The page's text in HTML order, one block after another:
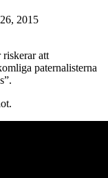
2015
att
paternalisterna